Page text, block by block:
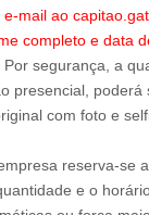
mail ao
completo e data
Por segurança, a
presencial,
com foto e
reserva-se
e o